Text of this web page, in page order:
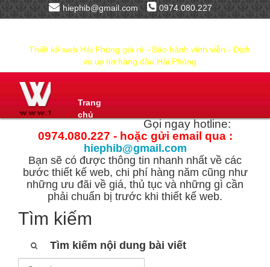
hiephib@gmail.com 0974.080.227
Thiết kế web Hải Phòng giá rẻ - Bảo hành vĩnh viễn - Dịch
vụ uy tín hàng đầu Hải Phòng
Trang
chủ
Gọi ngay hotline:
0974.080.227 - hoặc gửi email qua :
hiephib@gmail.com
Bạn sẽ có được thông tin nhanh nhất về các
bước thiết kế web, chi phí hàng năm cũng như
những ưu đãi về giá, thủ tục và những gì cần
phải chuẩn bị trước khi thiết kế web.
Tìm kiếm
Tìm kiếm nội dung bài viết